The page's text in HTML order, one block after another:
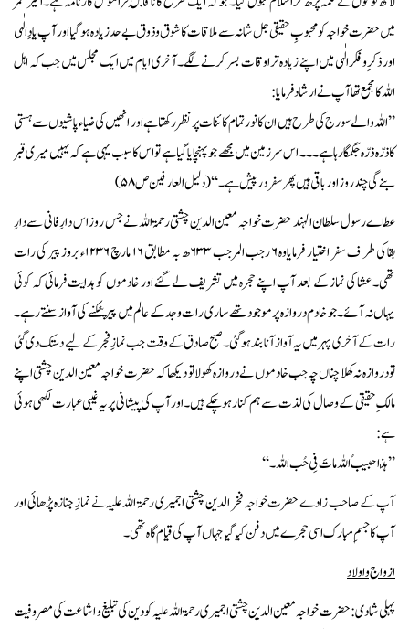
میں حضرت خواجہ کو محبوبِ حقیقی جل شانہ سے ملاقات کا شوق و ذوق بے حد زیادہ ہوگیا اور آپ یادِ الٰہی
اور ذکرِ و فکر الٰہی میں اپنے زیادہ تر اوقات بسر کرنے لگے۔ آخری ایام میں ایک مجلس میں جب کہ اہل
اللہ کا مجمع تھا آپ نے ارشاد فرمایا:
’’اللہ والے سورج کی طرح ہیں ان کا نور تمام کائنات پر نظر رکھتا ہے اور انھیں کی ضیاء پاشیوں سے ہستی
کا ذرّہ ذرّہ جگمگا رہا ہے۔۔۔ اس سرزمین میں مجھے جو پہنچایا گیا ہے تو اس کا سبب یہی ہے کہ یہیں میری قبر
بنے گی چند روز اور باقی ہیں پھر سفر درپیش ہے۔ ‘‘ (دلیل العارفین ص ۵۸)
عطاے رسول سلطان الہند حضرت خواجہ معین الدین چشتی رحمۃ اللہ نے جس روز اس دارِ فانی سے دارِ
بقا کی طر ف سفر اختیار فرمایاوہ ۶ رجب المرجب ۶۳۳ھ بہ مطابق ۱۶ مارچ ۱۲۳۶ء بروز پیر کی رات
تھی۔ عشا کی نماز کے بعد آپ اپنے حجرہ میں تشریف لے گئے اور خادموں کو ہدایت فرمائی کہ کوئی
یہاں نہ آئے۔ جو خادم دروازہ پر موجود تھے ساری رات وجد کے عالم میں پیر پٹکنے کی آواز سنتے رہے۔
رات کے آخری پہر میں یہ آواز آنا بند ہوگئی۔ صبح صادق کے وقت جب نمازِ فجر کے لیے دستک دی گئی
تو دروازہ نہ کھلا چناں چہ جب خادموں نے دروازہ کھولا تو دیکھا کہ حضرت خواجہ معین الدین چشتی اپنے
مالکِ حقیقی کے وصال کی لذت سے ہم کنار ہوچکے ہیں۔ اور آپ کی پیشانی پر یہ غیبی عبارت لکھی ہوئی
ہے:
’’ہٰذا حبیبُ اللہ ماتَ فِی حُب اللہ۔‘‘
آپ کے صاحب زادے حضرت خواجہ فخر الدین چشتی اجمیری رحمۃ اللہ علیہ نے نمازِ جنازہ پڑھائی اور
آپ کا جسمِ مبارک اسی حجرے میں دفن کیا گیا جہاں آپ کی قیام گاہ تھی۔
ازواج و اولاد
پہلی شادی: حضرت خواجہ معین الدین چشتی اجمیری رحمۃاللہ علیہ کو دین کی تبلیغ و اشاعت کی مصروفیت